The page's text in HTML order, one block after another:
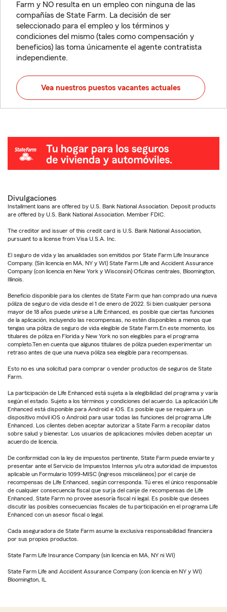
Farm y NO resulta en un empleo con ninguna de las
compañías de State Farm. La decisión de ser
seleccionado para el empleo y los términos y
condiciones del mismo (tales como compensación y
beneficios) las toma únicamente el agente contratista
independiente.
Vea nuestros puestos vacantes actuales
Divulgaciones
Installment loans are offered by U.S. Bank National Association. Deposit products
are offered by U.S. Bank National Association. Member FDIC.
The creditor and issuer of this credit card is U.S. Bank National Association,
pursuant to a license from Visa U.S.A. Inc.
El seguro de vida y las anualidades son emitidos por State Farm Life Insurance
Company. (Sin licencia en MA, NY y WI) State Farm Life and Accident Assurance
Company (con licencia en New York y Wisconsin) Oficinas centrales, Bloomington,
Illinois.
Beneficio disponible para los clientes de State Farm que han comprado una nueva
póliza de seguro de vida desde el 1 de enero de 2022. Si bien cualquier persona
mayor de 18 años puede unirse a Life Enhanced, es posible que ciertas funciones
de la aplicación, incluyendo las recompensas, no estén disponibles a menos que
tengas una póliza de seguro de vida elegible de State Farm.En este momento, los
titulares de póliza en Florida y New York no son elegibles para el programa
completo.Ten en cuenta que algunos titulares de póliza pueden experimentar un
retraso antes de que una nueva póliza sea elegible para recompensas.
Esto no es una solicitud para comprar o vender productos de seguros de State
Farm.
La participación de Life Enhanced está sujeta a la elegibilidad del programa y varía
según el estado. Sujeto a los términos y condiciones del acuerdo. La aplicación Life
Enhanced está disponible para Android e iOS. Es posible que se requiera un
dispositivo móvil iOS o Android para usar todas las funciones del programa Life
Enhanced. Los clientes deben aceptar autorizar a State Farm a recopilar datos
sobre salud y bienestar. Los usuarios de aplicaciones móviles deben aceptar un
acuerdo de licencia.
De conformidad con la ley de impuestos pertinente, State Farm puede enviarte y
presentar ante el Servicio de Impuestos Internos y/u otra autoridad de impuestos
aplicable un Formulario 1099-MISC (ingresos misceláneos) por el canje de
recompensas de Life Enhanced, según corresponda. Tú eres el único responsable
de cualquier consecuencia fiscal que surja del canje de recompensas de Life
Enhanced. State Farm no provee asesoría fiscal ni legal. Es posible que desees
discutir las posibles consecuencias fiscales de tu participación en el programa Life
Enhanced con un asesor fiscal o legal.
Cada aseguradora de State Farm asume la exclusiva responsabilidad financiera
por sus propios productos.
State Farm Life Insurance Company (sin licencia en MA, NY ni WI)
State Farm Life and Accident Assurance Company (con licencia en NY y WI)
Bloomington, IL